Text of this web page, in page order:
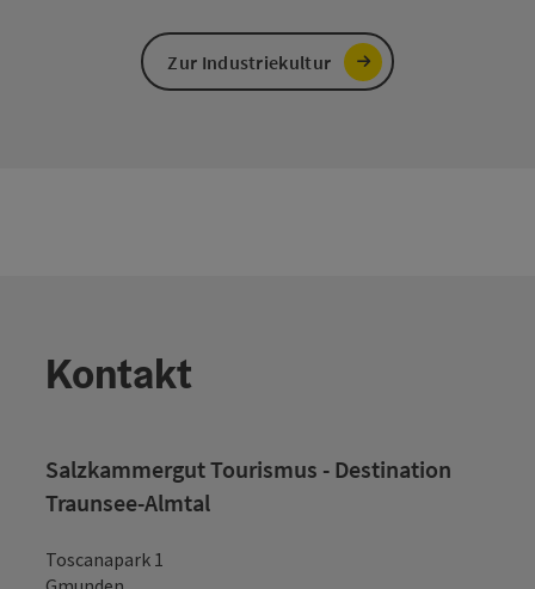
Zur Industriekultur
Kontakt
Salzkammergut Tourismus - Destination
Traunsee-Almtal
Toscanapark 1